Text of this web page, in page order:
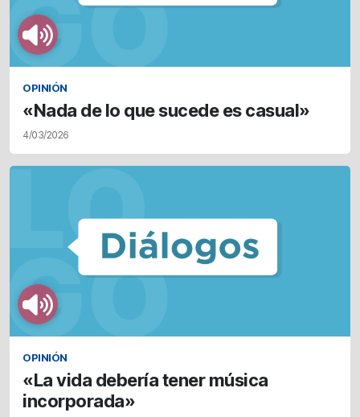
OPINIÓN
«Nada de lo que sucede es casual»
4/03/2026
OPINIÓN
«La vida debería tener música
incorporada»